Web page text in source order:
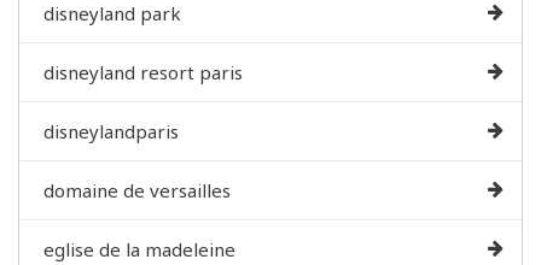
disneyland park
disneyland resort paris
disneylandparis
domaine de versailles
eglise de la madeleine